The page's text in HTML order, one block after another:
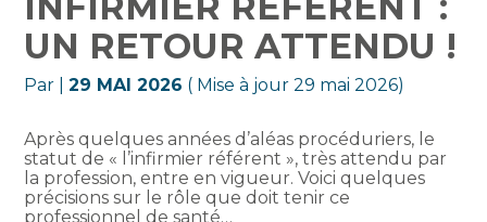
UN RETOUR ATTENDU !
Par |29 MAI 2026 ( Mise à jour 29 mai 2026)
Après quelques années d’aléas procéduriers, le
statut de « l’infirmier référent », très attendu par
la profession, entre en vigueur. Voici quelques
précisions sur le rôle que doit tenir ce
professionnel de santé…